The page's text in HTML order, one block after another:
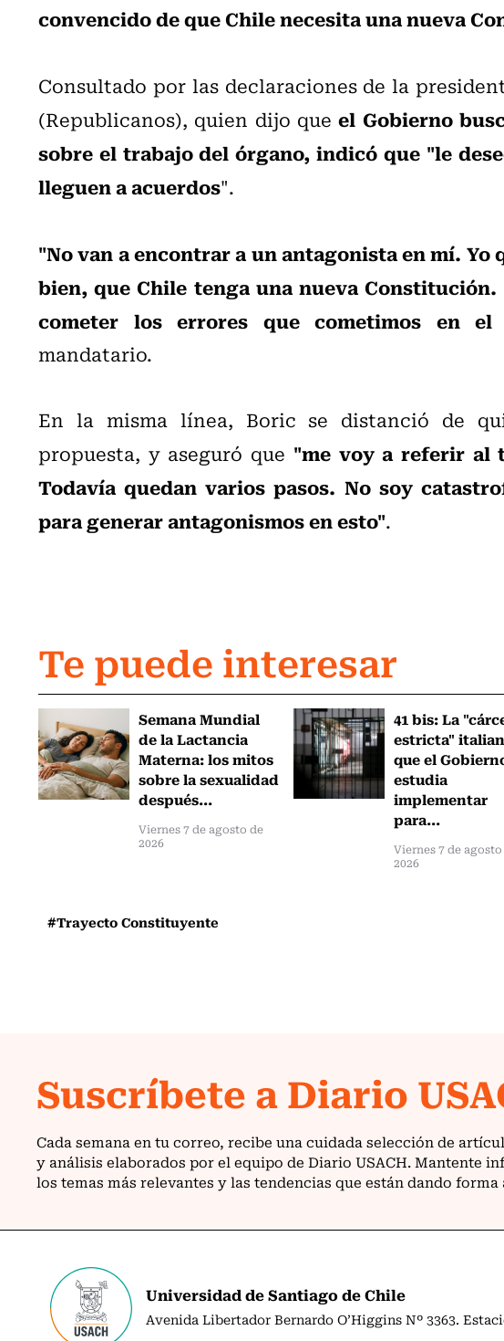
convencido de que Chile necesita una nueva
Consultado por las declaraciones de la
(Republicanos), quien dijo queel Gobierno
sobre el trabajo del órgano, indicó que "le
lleguen a acuerdos".
"No van a encontrar a un antagonista en mí. Yo
bien, que Chile tenga una nueva
cometer los errores que cometimos en el
mandatario.
En la misma línea, Boric se distanció de
propuesta, y aseguró que "me voy a referir al
Todavía quedan varios pasos. No soy
para generar antagonismos en esto".
Te puede interesar
Semana Mundial
de la Lactancia
Materna: los mitos
sobre la sexualidad
después...
Viernes 7 de agosto de
2026
41 bis: La
estricta"
que el
estudia
implementar
para...
Viernes 7 de
2026
#Trayecto Constituyente
Universidad de Santiago de Chile
Avenida Libertador Bernardo O’Higgins Nº 3363.